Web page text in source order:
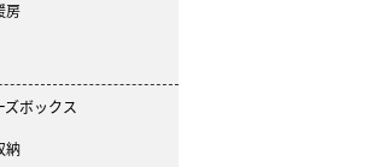
房
ズボックス
納